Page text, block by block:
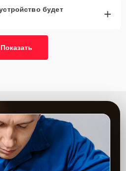
будет
+
Показать